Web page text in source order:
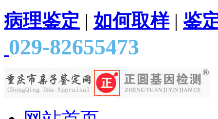
病理鉴定 | 如何取样| 鉴
029-82655473